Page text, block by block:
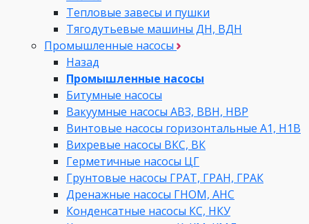
Тепловые завесы и пушки
Тягодутьевые машины ДН, ВДН
Промышленные насосы
Назад
Промышленные насосы
Битумные насосы
Вакуумные насосы АВЗ, ВВН, НВР
Винтовые насосы горизонтальные А1, Н1В
Вихревые насосы ВКС, ВК
Герметичные насосы ЦГ
Грунтовые насосы ГРАТ, ГРАН, ГРАК
Дренажные насосы ГНОМ, АНС
Конденсатные насосы КС, НКУ